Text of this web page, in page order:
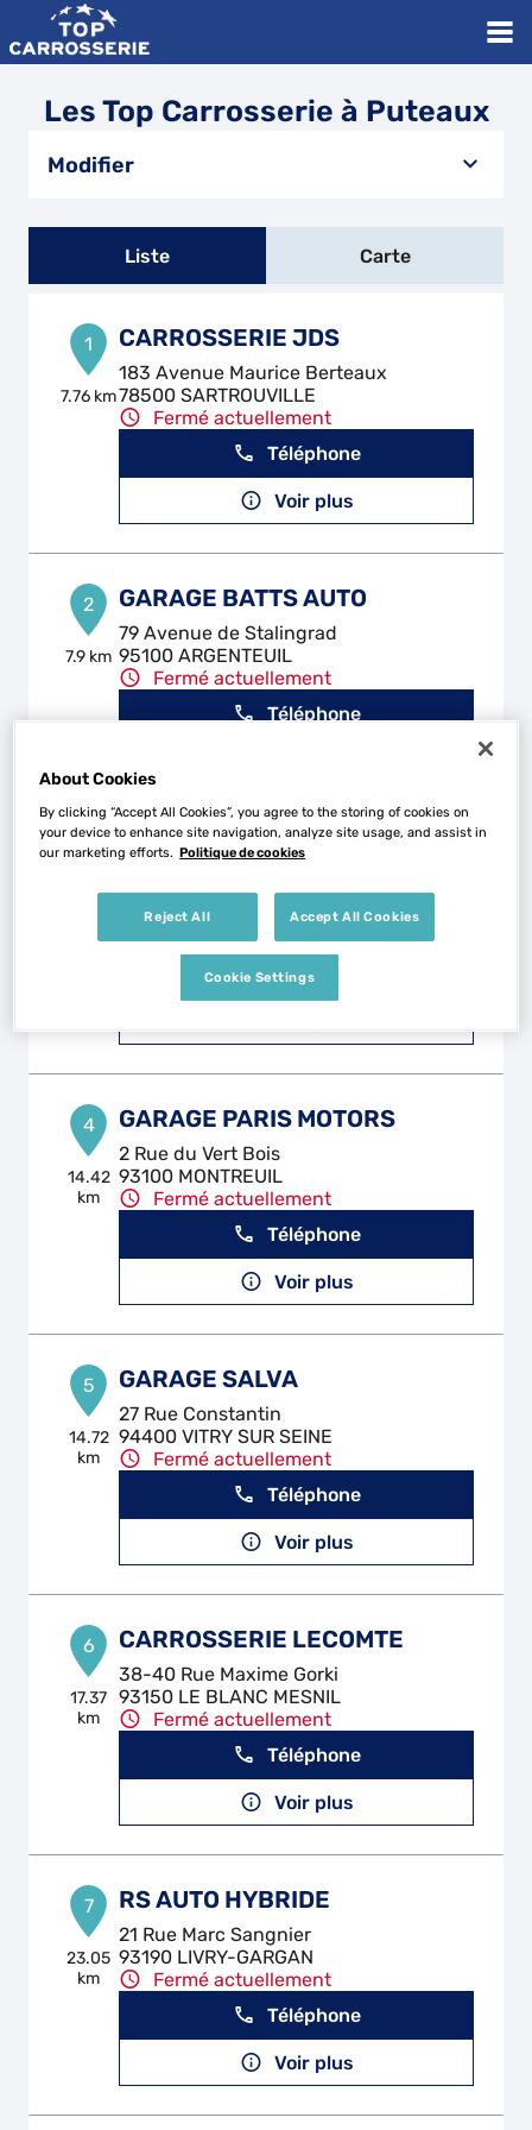
Les Top Carrosserie à Puteaux
Modifier
Liste Carte
1
7.76 km
CARROSSERIE JDS
183 Avenue Maurice Berteaux
78500 SARTROUVILLE
Fermé actuellement
Téléphone
Voir plus
2
7.9 km
GARAGE BATTS AUTO
79 Avenue de Stalingrad
95100 ARGENTEUIL
Fermé actuellement
Téléphone
3 GARAGE M.A.R.
10 Rue des Balsamines
95100 ARGENTEUIL
Fermé aujourd'hui
Téléphone
4
14.42
km
GARAGE PARIS MOTORS
2 Rue du Vert Bois
93100 MONTREUIL
Fermé actuellement
Téléphone
Voir plus
5
14.72
km
GARAGE SALVA
27 Rue Constantin
94400 VITRY SUR SEINE
Fermé actuellement
Téléphone
Voir plus
6
17.37
km
CARROSSERIE LECOMTE
38-40 Rue Maxime Gorki
93150 LE BLANC MESNIL
Fermé actuellement
Téléphone
Voir plus
7
23.05
km
RS AUTO HYBRIDE
21 Rue Marc Sangnier
93190 LIVRY-GARGAN
Fermé actuellement
Téléphone
Voir plus
About Cookies
By clicking “Accept All Cookies”, you agree to the storing of cookies on
your device to enhance site navigation, analyze site usage, and assist in
our marketing efforts. Politique de cookies
Reject All Accept All Cookies
Cookie Settings